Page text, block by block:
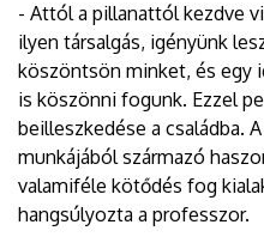
- Attól a pillanattól kezdve
ilyen társalgás, igényünk
köszöntsön minket, és egy
is köszönni fogunk. Ezzel
beilleszkedése a családba.
munkájából származó
valamiféle kötődés fog
hangsúlyozta a professzor.